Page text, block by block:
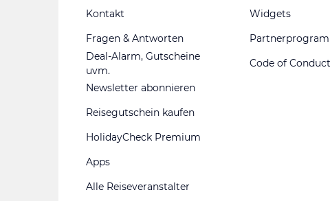
Kontakt
Fragen & Antworten
Deal-Alarm, Gutscheine
uvm.
Newsletter abonnieren
Reisegutschein kaufen
HolidayCheck Premium
Apps
Alle Reiseveranstalter
Widgets
Code of Conduct